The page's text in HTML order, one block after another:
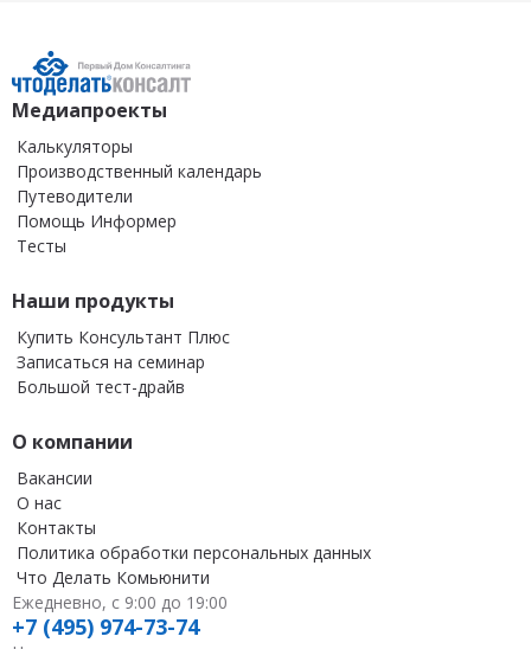
Медиапроекты
Калькуляторы
Производственный календарь
Путеводители
Помощь Информер
Тесты
Наши продукты
Купить Консультант Плюс
Записаться на семинар
Большой тест-драйв
О компании
Вакансии
О нас
Контакты
Политика обработки персональных данных
Что Делать Комьюнити
Ежедневно, с 9:00 до 19:00
+7 (495) 974-73-74